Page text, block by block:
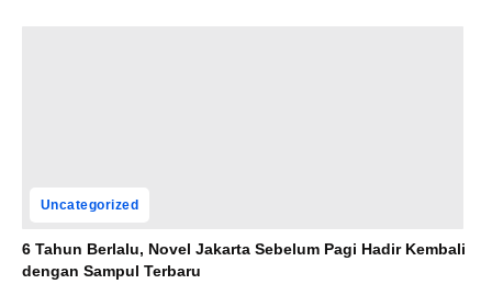
Uncategorized
6 Tahun Berlalu, Novel Jakarta Sebelum Pagi Hadir Kembali
dengan Sampul Terbaru